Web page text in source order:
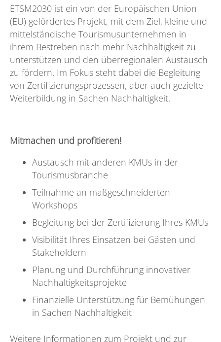
ETSM2030 ist ein von der Europäischen Union
(EU) gefördertes Projekt, mit dem Ziel, kleine und
mittelständische Tourismusunternehmen in
ihrem Bestreben nach mehr Nachhaltigkeit zu
unterstützen und den überregionalen Austausch
zu fördern. Im Fokus steht dabei die Begleitung
von Zertifizierungsprozessen, aber auch gezielte
Weiterbildung in Sachen Nachhaltigkeit.
Mitmachen und profitieren!
Austausch mit anderen KMUs in der
Tourismusbranche
Teilnahme an maßgeschneiderten
Workshops
Begleitung bei der Zertifizierung Ihres KMUs
Visibilität Ihres Einsatzen bei Gästen und
Stakeholdern
Planung und Durchführung innovativer
Nachhaltigkeitsprojekte
Finanzielle Unterstützung für Bemühungen
in Sachen Nachhaltigkeit
Weitere Informationen zum Projekt und zur